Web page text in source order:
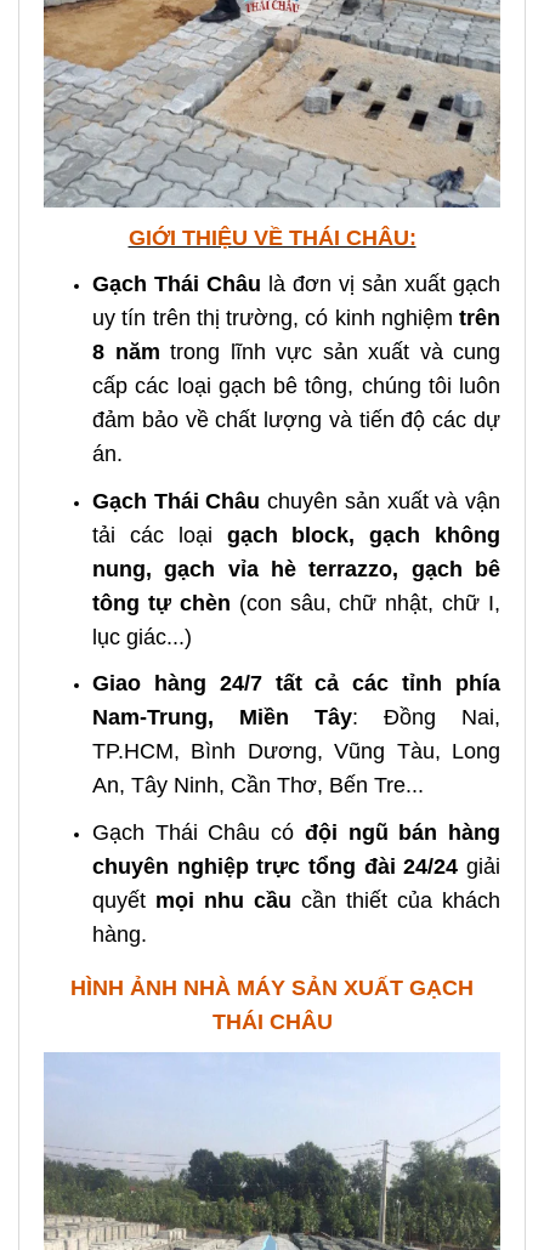
GIỚI THIỆU VỀ THÁI CHÂU:
Gạch Thái Châu là đơn vị sản xuất gạch
uy tín trên thị trường, có kinh nghiệm trên
8 năm trong lĩnh vực sản xuất và cung
cấp các loại gạch bê tông, chúng tôi luôn
đảm bảo về chất lượng và tiến độ các dự
án.
Gạch Thái Châuchuyên sản xuất và vận
tải các loại gạch block, gạch không
nung, gạch vỉa hè terrazzo, gạch bê
tông tự chèn (con sâu, chữ nhật, chữ I,
lục giác...)
Giao hàng 24/7 tất cả các tỉnh phía
Nam-Trung, Miền Tây: Đồng Nai,
TP.HCM, Bình Dương, Vũng Tàu, Long
An, Tây Ninh, Cần Thơ, Bến Tre...
Gạch Thái Châu có đội ngũ bán hàng
chuyên nghiệp trực tổng đài 24/24 giải
quyết mọi nhu cầu cần thiết của khách
hàng.
HÌNH ẢNH NHÀ MÁY SẢN XUẤT GẠCH
THÁI CHÂU